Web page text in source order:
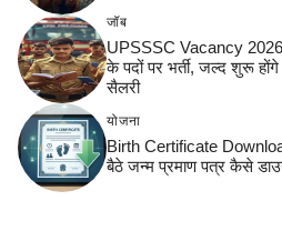
जॉब
UPSSSC Vacancy 2026:
के पदों पर भर्ती, जल्द शुरू
सैलरी
योजना
Birth Certificate
बैठे जन्म प्रमाण पत्र कैसे